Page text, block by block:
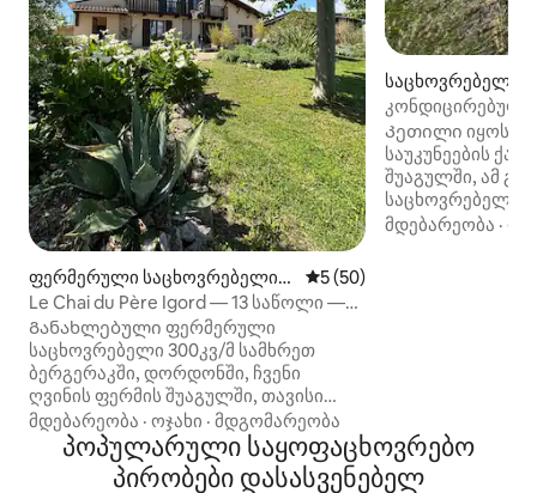
ფერმერული საცხოვრებელი
(Monestier)
საშუალო შეფასებაა
5 (50)
Le Chai du Père Igord — 13 საწოლი —
6 ნომერი
Განახლებული ფერმერული
საცხოვრებელი 300კვ/მ სამხრეთ
ბერგერაკში, დორდონში, ჩვენი
ღვინის ფერმის შუაგულში, თავისი
ღვინის ქარხნით.
Კლასიფიცირებული ტურისტი
კეთილმოწყობილია. 20 საწოლი,
6 საძინებელი, 13 საწოლი,
მდებარეობა · ოჯახი · მდგომარეობა
საცხოვრებელი
n)
ელეგანტური
ემილიონში
Კეთილი იყოს
საუკუნეების
შუაგულში, ამ
ხიბლსა და
Იშვიათი
იდეალურია
მდებარეობა ·
პოპულარული საყოფაცხოვრებო
პირობები დასასვენებელ